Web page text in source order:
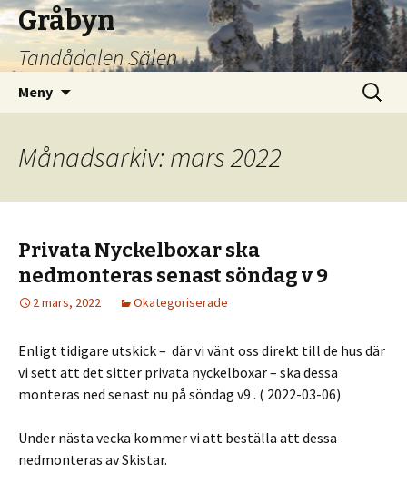
Gråbyn
Tandådalen Sälen
Meny
Sök
efter:
Månadsarkiv: mars 2022
Privata Nyckelboxar ska
nedmonteras senast söndag v 9
2 mars, 2022 Okategoriserade
Enligt tidigare utskick – där vi vänt oss direkt till de hus där
vi sett att det sitter privata nyckelboxar – ska dessa
monteras ned senast nu på söndag v9 . ( 2022-03-06)
Under nästa vecka kommer vi att beställa att dessa
nedmonteras av Skistar.